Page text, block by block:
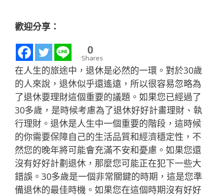
歡迎分享：
0
Shares
在人生的旅途中，退休是必然的一環。對於30歲
的人來說，退休似乎還遙遠，所以很容易忽略為
了退休要理財這個重要的議題。如果您已經過了
30多歲，是時候考慮為了退休好好計畫理財、執
行理財。退休是人生中一個重要的階段，這時候
的你需要保障自己的生活品質和經濟穩定性，不
然您的晚年將可能會充滿不安和憂慮。如果您還
沒有好好計劃退休，那麼您可能正在犯下一些大
錯誤。30多歲是一個非常關鍵的時期，這是您準
備退休的最佳時機。如果您在這個時期沒有好好